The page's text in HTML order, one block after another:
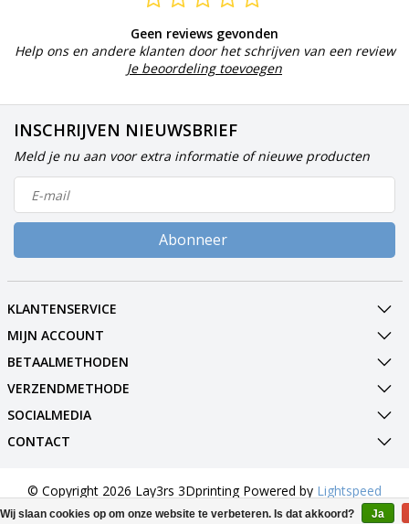
Geen reviews gevonden
Help ons en andere klanten door het schrijven van een review
Je beoordeling toevoegen
INSCHRIJVEN NIEUWSBRIEF
Meld je nu aan voor extra informatie of nieuwe producten
Abonneer
KLANTENSERVICE
MIJN ACCOUNT
BETAALMETHODEN
VERZENDMETHODE
SOCIALMEDIA
CONTACT
© Copyright 2026 Lay3rs 3Dprinting Powered by Lightspeed
All rights reserved byInStijl Media
Wij slaan cookies op om onze website te verbeteren. Is dat akkoord? Ja